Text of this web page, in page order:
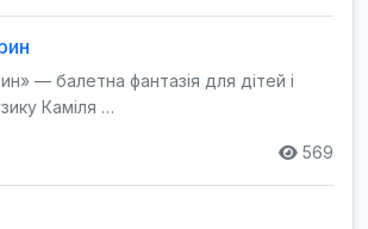
— балетна фантазія для дітей і
Каміля …
569